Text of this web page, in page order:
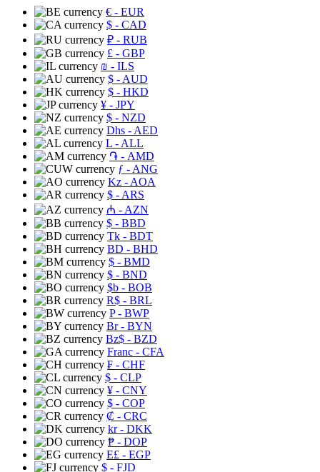
€ - EUR
$ - CAD
₽ - RUB
£ - GBP
₪ - ILS
$ - AUD
$ - HKD
¥ - JPY
$ - NZD
Dhs - AED
L - ALL
֏ - AMD
ƒ - ANG
Kz - AOA
$ - ARS
₼ - AZN
$ - BBD
Tk - BDT
BD - BHD
$ - BMD
$ - BND
$b - BOB
R$ - BRL
P- BWP
Br- BYN
Bz$ - BZD
Franc - CFA
₣ - CHF
$ - CLP
¥ - CNY
$ - COP
₡ - CRC
kr- DKK
₱ - DOP
E£ - EGP
$ - FJD